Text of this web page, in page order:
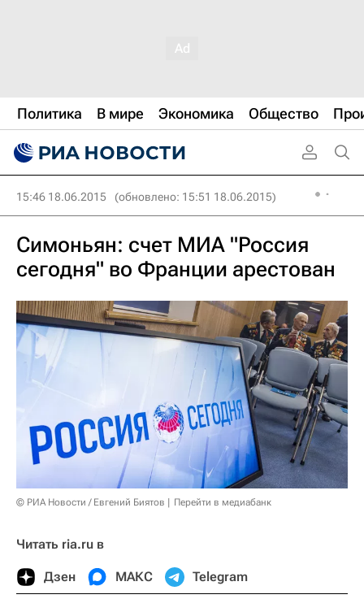
Политика В мире Экономика Общество
15:46 18.06.2015 (обновлено: 15:51 18.06.2015)
Симоньян: счет МИА "Россия
сегодня" во Франции арестован
© РИА Новости / Евгений Биятов Перейти в медиабанк
Читать ria.ru в
Дзен МАКС Telegram